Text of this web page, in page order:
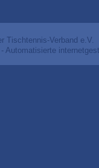
Tischtennis-Verband e.V.
Automatisierte